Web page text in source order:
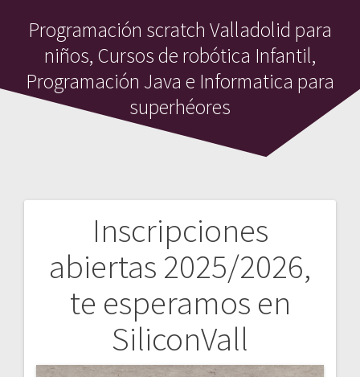
Programación scratch Valladolid para
niños, Cursos de robótica Infantil,
Programación Java e Informatica para
superhéores
Inscripciones
abiertas 2025/2026,
te esperamos en
SiliconVall
Navegación
de
entradas